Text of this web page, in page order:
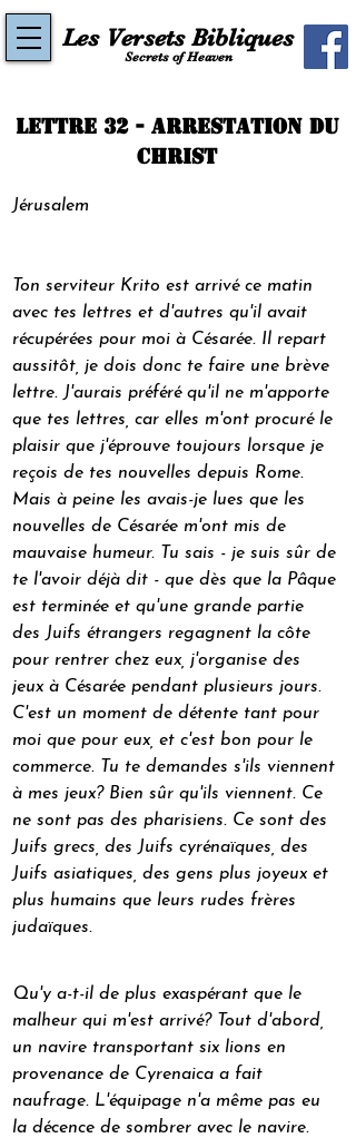
Les Versets Bibliques
Secrets of Heaven
Lettre 32 - Arrestation du
Christ
Jérusalem
Ton serviteur Krito est arrivé ce matin
avec tes lettres et d'autres qu'il avait
récupérées pour moi à Césarée. Il repart
aussitôt, je dois donc te faire une brève
lettre. J'aurais préféré qu'il ne m'apporte
que tes lettres, car elles m'ont procuré le
plaisir que j'éprouve toujours lorsque je
reçois de tes nouvelles depuis Rome.
Mais à peine les avais-je lues que les
nouvelles de Césarée m'ont mis de
mauvaise humeur. Tu sais - je suis sûr de
te l'avoir déjà dit - que dès que la Pâque
est terminée et qu'une grande partie
des Juifs étrangers regagnent la côte
pour rentrer chez eux, j'organise des
jeux à Césarée pendant plusieurs jours.
C'est un moment de détente tant pour
moi que pour eux, et c'est bon pour le
commerce. Tu te demandes s'ils viennent
à mes jeux? Bien sûr qu'ils viennent. Ce
ne sont pas des pharisiens. Ce sont des
Juifs grecs, des Juifs cyrénaïques, des
Juifs asiatiques, des gens plus joyeux et
plus humains que leurs rudes frères
judaïques.
Qu'y a-t-il de plus exaspérant que le
malheur qui m'est arrivé? Tout d'abord,
un navire transportant six lions en
provenance de Cyrenaica a fait
naufrage. L'équipage n'a même pas eu
la décence de sombrer avec le navire.